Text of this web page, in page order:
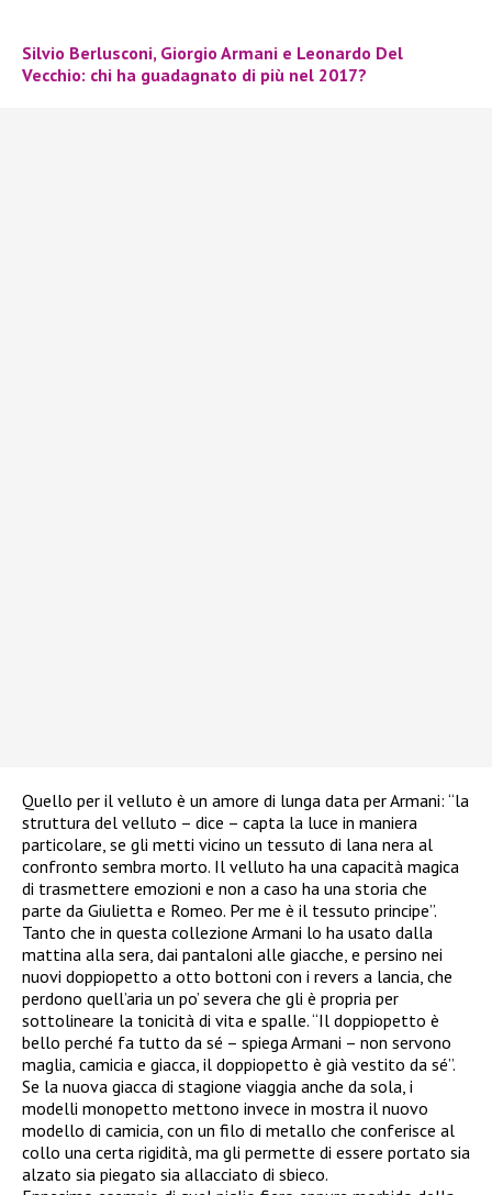
Silvio Berlusconi, Giorgio Armani e Leonardo Del
Vecchio: chi ha guadagnato di più nel 2017?
Quello per il velluto è un amore di lunga data per Armani: “la
struttura del velluto – dice – capta la luce in maniera
particolare, se gli metti vicino un tessuto di lana nera al
confronto sembra morto. Il velluto ha una capacità magica
di trasmettere emozioni e non a caso ha una storia che
parte da Giulietta e Romeo. Per me è il tessuto principe”.
Tanto che in questa collezione Armani lo ha usato dalla
mattina alla sera, dai pantaloni alle giacche, e persino nei
nuovi doppiopetto a otto bottoni con i revers a lancia, che
perdono quell’aria un po’ severa che gli è propria per
sottolineare la tonicità di vita e spalle. “Il doppiopetto è
bello perché fa tutto da sé – spiega Armani – non servono
maglia, camicia e giacca, il doppiopetto è già vestito da sé”.
Se la nuova giacca di stagione viaggia anche da sola, i
modelli monopetto mettono invece in mostra il nuovo
modello di camicia, con un filo di metallo che conferisce al
collo una certa rigidità, ma gli permette di essere portato sia
alzato sia piegato sia allacciato di sbieco.